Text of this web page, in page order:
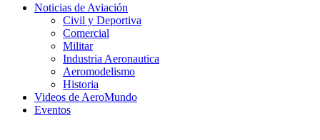
Noticias de Aviación
Civil y Deportiva
Comercial
Militar
Industria Aeronautica
Aeromodelismo
Historia
Videos de AeroMundo
Eventos